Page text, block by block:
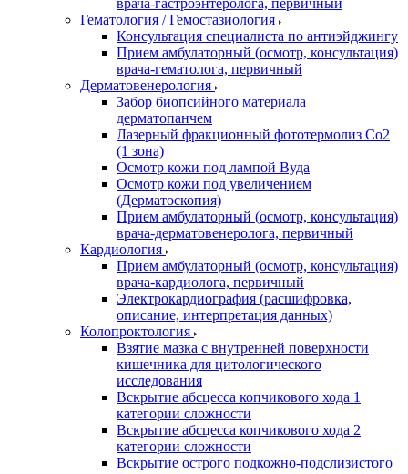
врача-гастроэнтеролога, первичный
Гематология / Гемостазиология
Консультация специалиста по антиэйджингу
Прием амбулаторный (осмотр, консультация)
врача-гематолога, первичный
Дерматовенерология
Забор биопсийного материала
дерматопанчем
Лазерный фракционный фототермолиз Со2
(1 зона)
Осмотр кожи под лампой Вуда
Осмотр кожи под увеличением
(Дерматоскопия)
Прием амбулаторный (осмотр, консультация)
врача-дерматовенеролога, первичный
Кардиология
Прием амбулаторный (осмотр, консультация)
врача-кардиолога, первичный
Электрокардиография (расшифровка,
описание, интерпретация данных)
Колопроктология
Взятие мазка с внутренней поверхности
кишечника для цитологического
исследования
Вскрытие абсцесса копчикового хода 1
категории сложности
Вскрытие абсцесса копчикового хода 2
категории сложности
Вскрытие острого подкожно-подслизистого